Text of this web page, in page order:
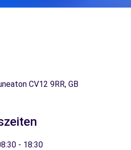
CV12 9RR, GB
- 18:30